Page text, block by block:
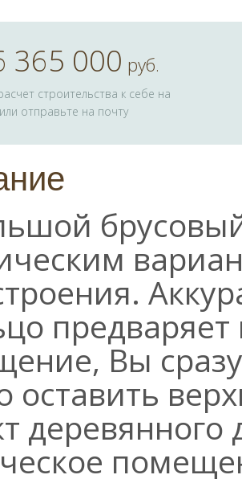
365 000 руб.
строительства к себе на
отправьте на почту
предваряет
Вы
оставить